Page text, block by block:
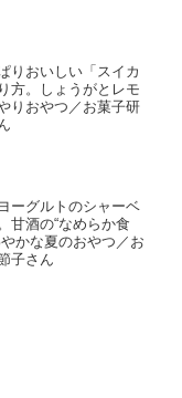
りおいしい「スイカ
方。しょうがとレモ
りおやつ／お菓子研
ーグルトのシャーベ
甘酒の“なめらか食
かな夏のおやつ／お
子さん